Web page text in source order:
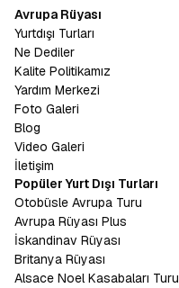
Avrupa Rüyası
Yurtdışı Turları
Ne Dediler
Kalite Politikamız
Yardım Merkezi
Foto Galeri
Blog
Video Galeri
İletişim
Popüler Yurt Dışı Turları
Otobüsle Avrupa Turu
Avrupa Rüyası Plus
İskandinav Rüyası
Britanya Rüyası
Alsace Noel Kasabaları Turu